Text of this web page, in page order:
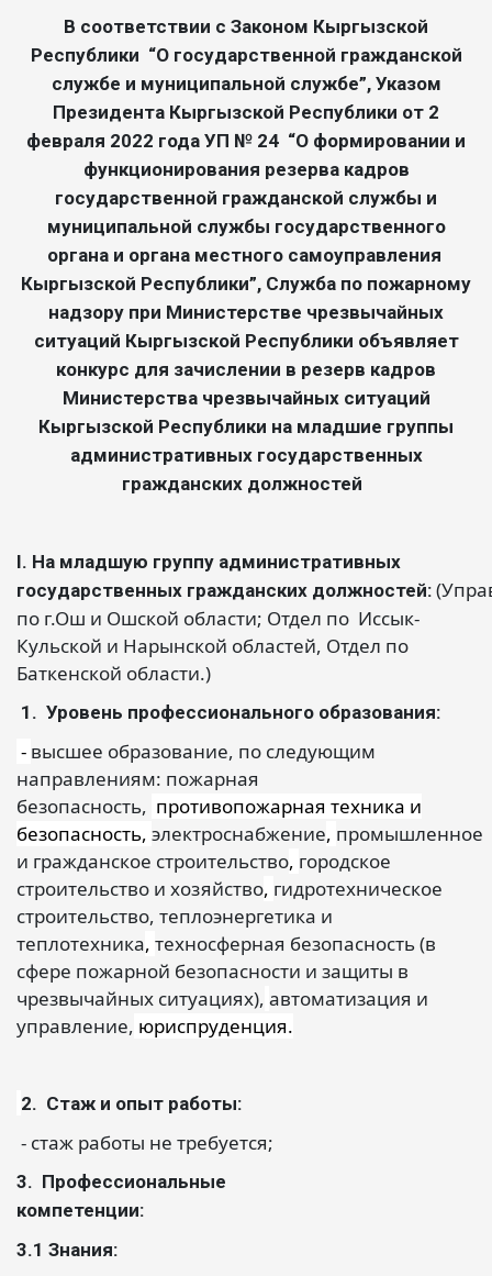
В соответствии с Законом Кыргызской
Республики “О государственной гражданской
службе и муниципальной службе”, Указом
Президента Кыргызской Республики от 2
февраля 2022 года УП № 24 “О формировании и
функционирования резерва кадров
государственной гражданской службы и
муниципальной службы государственного
органа и органа местного самоуправления
Кыргызской Республики”, Служба по пожарному
надзору при Министерстве чрезвычайных
ситуаций Кыргызской Республики объявляет
конкурс для зачислении в резерв кадров
Министерства чрезвычайных ситуаций
Кыргызской Республики на младшие группы
административных государственных
гражданских должностей
I. На младшую группу административных
государственных гражданских должностей:
по г.Ош и Ошской области; Отдел по Иссык-
Кульской и Нарынской областей, Отдел по
Баткенской области.)
1. Уровень профессионального образования:
- высшее образование, по следующим
направлениям: пожарная
безопасность, противопожарная техника и
безопасность, электроснабжение, промышленное
и гражданское строительство, городское
строительство и хозяйство, гидротехническое
строительство, теплоэнергетика и
теплотехника, техносферная безопасность (в
сфере пожарной безопасности и защиты в
чрезвычайных ситуациях), автоматизация и
управление, юриспруденция.
2. Стаж и опыт работы:
- стаж работы не требуется;
3. Профессиональные
компетенции:
3.1 Знания: